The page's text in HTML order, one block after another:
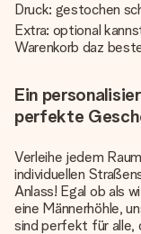
Druck: gestochen
Extra: optional
Warenkorb daz
Ein
perfekte
Verleihe jedem
individuellen
Anlass! Egal ob als
eine Männerhöhle,
sind perfekt für alle,